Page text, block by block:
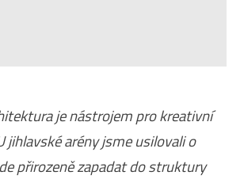
je nástrojem pro kreativní
jihlavské arény jsme usilovali o
přirozeně zapadat do struktury